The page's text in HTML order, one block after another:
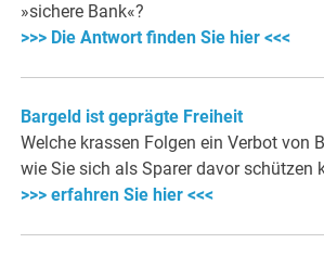
»sichere Bank«?
>>> Die Antwort finden Sie hier <<<
Bargeld ist geprägte Freiheit
Welche krassen Folgen ein Verbot von
wie Sie sich als Sparer davor schützen
>>> erfahren Sie hier <<<